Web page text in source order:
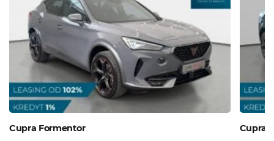
Cupra Formentor Cupra